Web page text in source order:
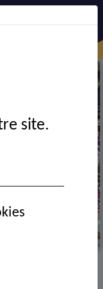
documentaires
site.